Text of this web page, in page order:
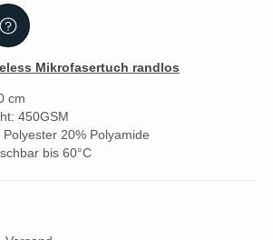
Mikrofasertuch randlos
cm
450GSM
20% Polyamide
bis 60°C